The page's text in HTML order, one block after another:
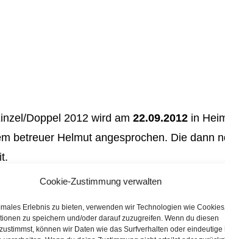
Cookie-Zustimmung verwalten
Erlebnis zu bieten, verwenden wir Technologien wie
zu speichern und/oder darauf zuzugreifen. Wenn du diesen
können wir Daten wie das Surfverhalten oder eindeutige
Doppel 2012 wird am22.09.2012 in
betreuer Helmut angesprochen. Die dann
aus und kann auch über den